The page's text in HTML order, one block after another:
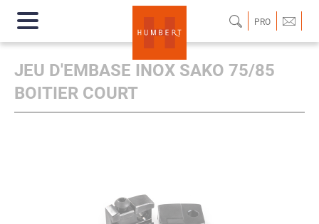
PRO
JEU D'EMBASE INOX SAKO 75/85
BOITIER COURT